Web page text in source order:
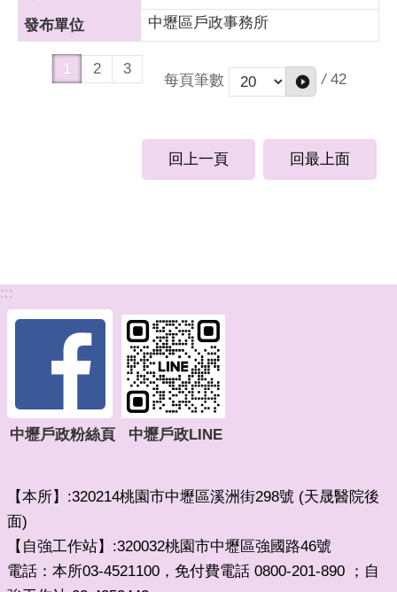
中壢區戶政事務所
1 2 3
每頁筆數 / 42
回上一頁 回最上面
:::
中壢戶政粉絲頁 中壢戶政LINE
【本所】:320214桃園市中壢區溪洲街298號 (天晟醫院後
面)
【自強工作站】:320032桃園市中壢區強國路46號
電話：本所03-4521100，免付費電話 0800-201-890 ；自